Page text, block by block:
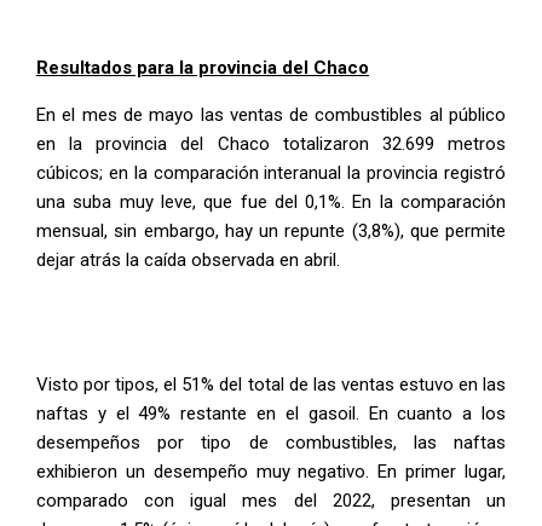
Resultados para la provincia del Chaco
En el mes de mayo las ventas de combustibles al público
en la provincia del Chaco totalizaron 32.699 metros
cúbicos; en la comparación interanual la provincia registró
una suba muy leve, que fue del 0,1%. En la comparación
mensual, sin embargo, hay un repunte (3,8%), que permite
dejar atrás la caída observada en abril.
Visto por tipos, el 51% del total de las ventas estuvo en las
naftas y el 49% restante en el gasoil. En cuanto a los
desempeños por tipo de combustibles, las naftas
exhibieron un desempeño muy negativo. En primer lugar,
comparado con igual mes del 2022, presentan un